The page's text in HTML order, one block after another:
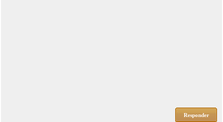
Responder